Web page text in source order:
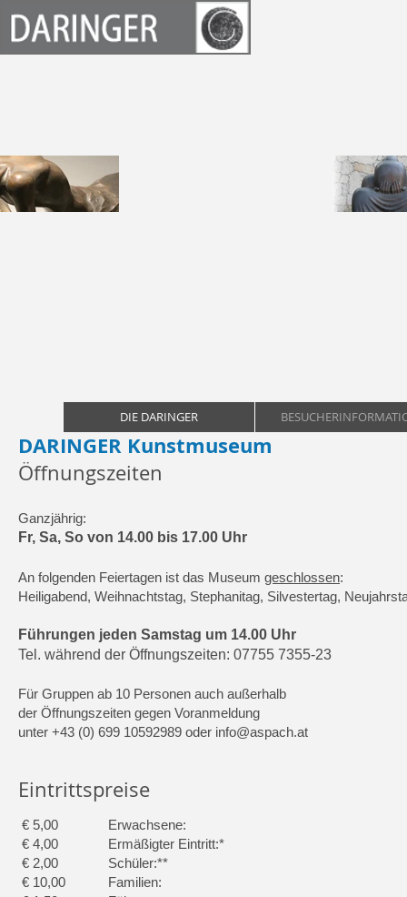
DIE DARINGER
DARINGER Kunstmuseum
Öffnungszeiten
Ganzjährig:
Fr, Sa, So von 14.00 bis 17.00 Uhr
An folgenden Feiertagen ist das Museum geschlossen:
Heiligabend, Weihnachtstag, Stephanitag, Silvestertag,
Führungen jeden Samstag um 14.00 Uhr
Tel. während der Öffnungszeiten: 07755 7355-23
Für Gruppen ab 10 Personen auch außerhalb
der Öffnungszeiten gegen Voranmeldung
unter +43 (0) 699 10592989 oder info@aspach.at
Eintrittspreise
Erwachsene:
Ermäßigter Eintritt:*
Schüler:**
Familien:
€ 5,00
€ 4,00
€ 2,00
€ 10,00